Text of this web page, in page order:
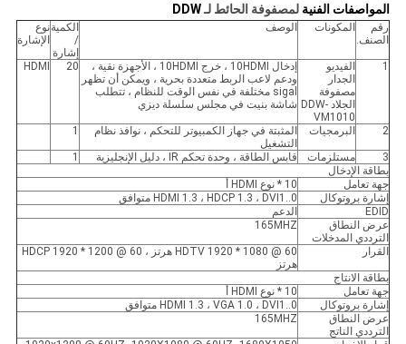
المواصفات الفنية لمصفوفة الحائط لـDDW
رقم
الصنف.
المكونات الوصف
الكمية
/
إشارة
نوع
الإشارة
1
الفيديو
الجدار
مصفوفة
الجلاد DDW-
VM1010
إدخال 10HDMI ، خرج 10HDMI ، الأجهزة نقية ،
ودعم لاعب الربط متعددة بحرية ، ويمكن أن تظهر
sigal مختلفة في نفس الوقت للنظام ، تتطلب
شاشة بنيت في مجلس سلسلة ديزي
20
HDMI
2 البرمجيات
المثبتة في جهاز الكمبيوتر للتحكم ، نوافذ نظام
التشغيل
1
3 مستلزمات قابس الطاقة ، وحدة تحكم IR ، دليل الإنجليزية
1
بطاقة الإدخال
جهة تعامل
10 * نوع HDMI أ
إشارة بروتوكال
HDMI 1.3 ، HDCP 1.3 ، DVI1..0 متوافق
EDID
الدعم
عرض النطاق
الترددي المدخلات
165MHZ
القرار
HDTV 1920 * 1080 @ 60 هرتز ، HDCP 1920 * 1200 @ 60
هرتز
بطاقة الانتاج
جهة تعامل
10 * نوع HDMI أ
إشارة بروتوكال
HDMI 1.3 ، VGA 1.0 ، DVI1..0 متوافق
عرض النطاق
الترددي الناتج
165MHZ